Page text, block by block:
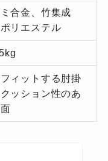
合金、竹集成
リエステル
ィットする肘掛
ッション性のあ